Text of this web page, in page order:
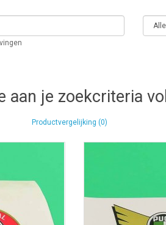
aan je zoekcriteria
Productvergelijking (0)